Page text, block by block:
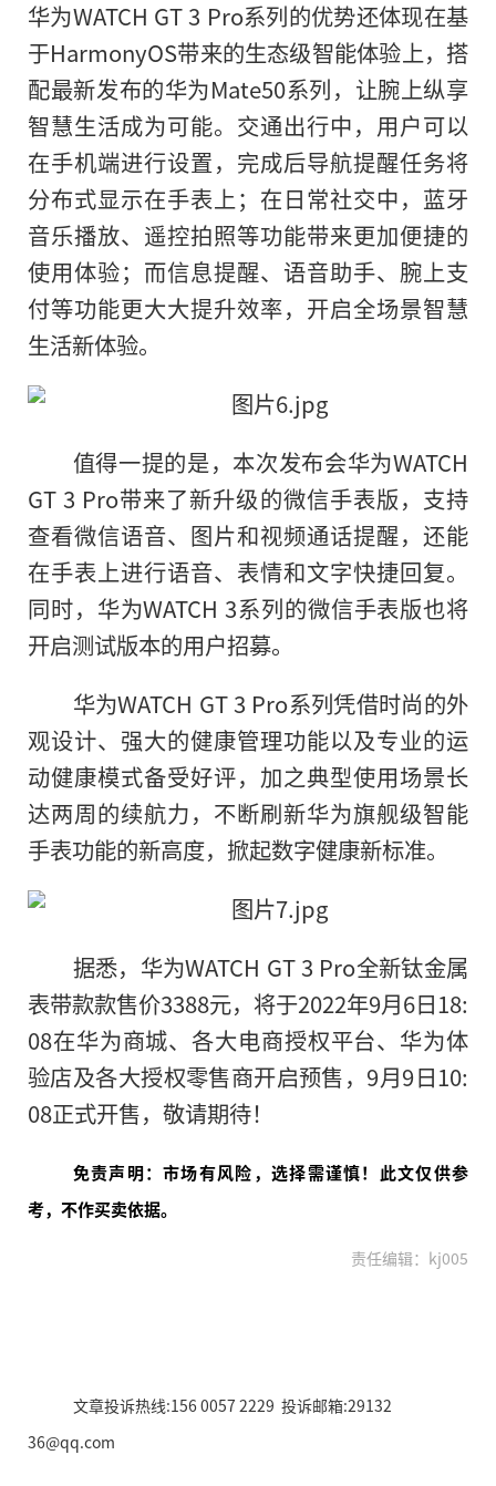
华为WATCH GT 3 Pro系列的优势还体现在基
于HarmonyOS带来的生态级智能体验上，搭
配最新发布的华为Mate50系列，让腕上纵享
智慧生活成为可能。交通出行中，用户可以
在手机端进行设置，完成后导航提醒任务将
分布式显示在手表上；在日常社交中，蓝牙
音乐播放、遥控拍照等功能带来更加便捷的
使用体验；而信息提醒、语音助手、腕上支
付等功能更大大提升效率，开启全场景智慧
生活新体验。
值得一提的是，本次发布会华为WATCH
GT 3 Pro带来了新升级的微信手表版，支持
查看微信语音、图片和视频通话提醒，还能
在手表上进行语音、表情和文字快捷回复。
同时，华为WATCH 3系列的微信手表版也将
开启测试版本的用户招募。
华为WATCH GT 3 Pro系列凭借时尚的外
观设计、强大的健康管理功能以及专业的运
动健康模式备受好评，加之典型使用场景长
达两周的续航力，不断刷新华为旗舰级智能
手表功能的新高度，掀起数字健康新标准。
据悉，华为WATCH GT 3 Pro全新钛金属
表带款款售价3388元，将于2022年9月6日18:
08在华为商城、各大电商授权平台、华为体
验店及各大授权零售商开启预售，9月9日10:
08正式开售，敬请期待！
免责声明：市场有风险，选择需谨慎！此文仅供参
考，不作买卖依据。
责任编辑：kj005
文章投诉热线:156 0057 2229 投诉邮箱:29132
36@qq.com